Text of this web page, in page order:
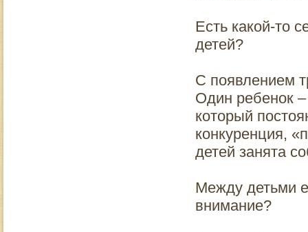
Есть какой-то
детей?
С появлением
Один ребенок –
который
конкуренция,
детей занята
Между детьми
внимание?